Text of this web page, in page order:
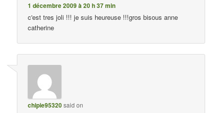
1 décembre 2009 à 20 h 37 min
c'est tres joli !!! je suis heureuse !!!gros bisous anne
catherine
chipie95320said on